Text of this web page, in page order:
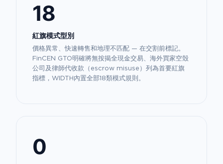
18
紅旗模式型別
價格異常、快速轉售和地理不匹配 — 在交割前標記。
FinCEN GTO明確將無按揭全現金交易、海外買家空殼
公司及律師代收款（escrow misuse）列為首要紅旗
指標，WIDTH內置全部18類模式規則。
0